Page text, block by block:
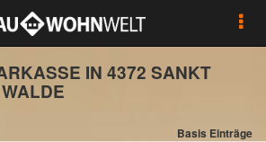
IN 4372 SANKT
Basis Einträge